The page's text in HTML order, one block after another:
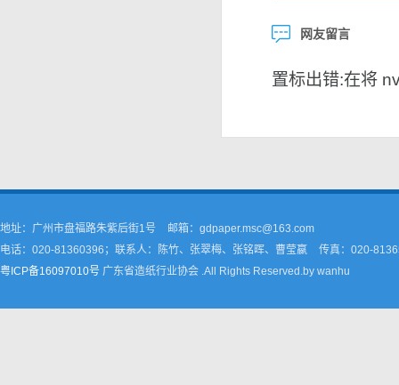
网友留言
置标出错:在将
地址：广州市盘福路朱紫后街1号
邮箱：gdpaper.msc@163.com
电话：020-81360396；联系人：陈竹、张翠梅、张铭晖、曹莹嬴
传真：020-
粤ICP备16097010号 广东省造纸行业协会 .All Rights Reserved.by wanhu